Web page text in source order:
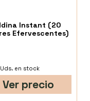
Instant (20
Efervescentes)
Uds. en stock
Ver precio